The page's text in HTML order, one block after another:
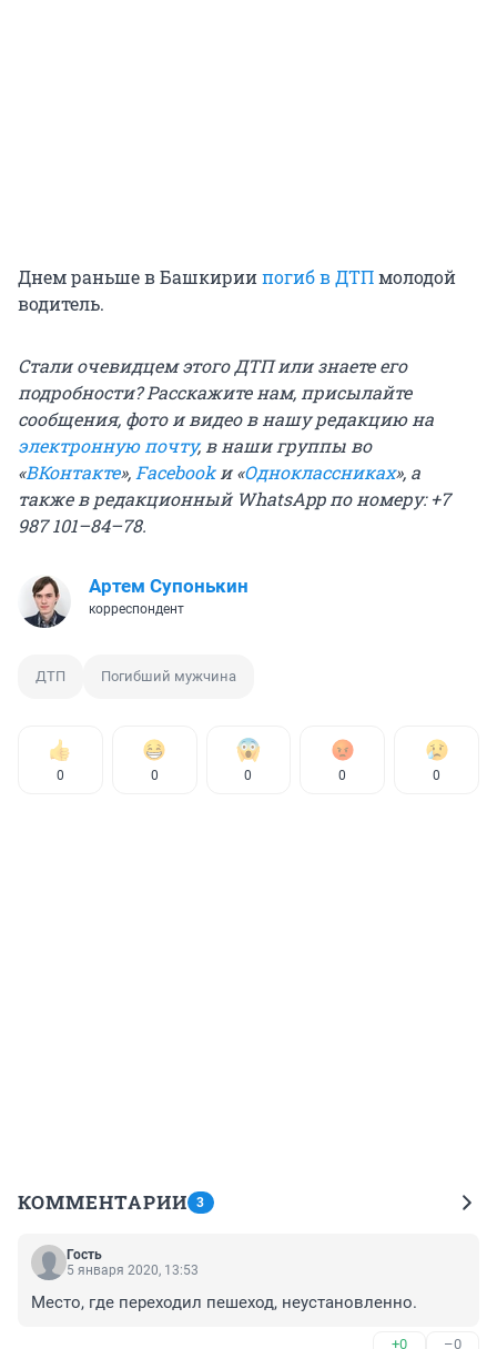
Днем раньше в Башкириипогиб в ДТПмолодой
водитель.
Стали очевидцем этого ДТП или знаете его
подробности? Расскажите нам, присылайте
сообщения, фото и видео в нашу редакцию на
электронную почту, в наши группы во
«ВКонтакте», Facebookи «Одноклассниках», а
также в редакционный WhatsApp по номеру: +7
987 101–84–78.
Артем Супонькин
корреспондент
ДТП Погибший мужчина
0 0 0 0 0
КОММЕНТАРИИ 3
Гость
5 января 2020, 13:53
Место, где переходил пешеход, неустановленно.
+0 –0